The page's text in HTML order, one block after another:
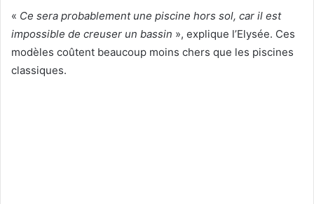
« Ce sera probablement une piscine hors sol, car il est
impossible de creuser un bassin », explique l’Elysée. Ces
modèles coûtent beaucoup moins chers que les piscines
classiques.